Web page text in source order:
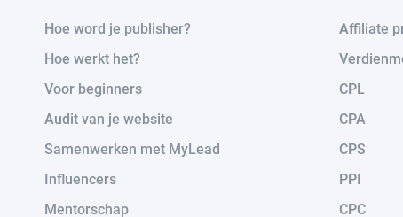
Hoe word je publisher?
Hoe werkt het?
Voor beginners
Audit van je website
Samenwerken met MyLead
Influencers
Mentorschap
Affiliate
CPL
CPA
CPS
PPI
CPC